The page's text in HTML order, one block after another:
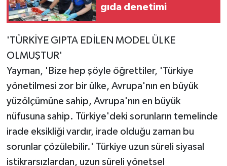
gıda denetimi
'TÜRKİYE GIPTA EDİLEN MODEL ÜLKE
OLMUŞTUR'
Yayman, 'Bize hep şöyle öğrettiler, 'Türkiye
yönetilmesi zor bir ülke, Avrupa'nın en büyük
yüzölçümüne sahip, Avrupa'nın en büyük
nüfusuna sahip. Türkiye'deki sorunların temelinde
irade eksikliği vardır, irade olduğu zaman bu
sorunlar çözülebilir.' Türkiye uzun süreli siyasal
istikrarsızlardan, uzun süreli yönetsel